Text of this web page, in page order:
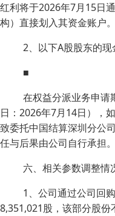
红利将于2026年7月15日
构）直接划入其资金账户。
2、以下A股股东的现
■
在权益分派业务申请
日：2026年7月14日），
致委托中国结算深圳分公
任与后果由公司自行承担。
六、相关参数调整情
1、公司通过公司回
8,351,021股，该部分股